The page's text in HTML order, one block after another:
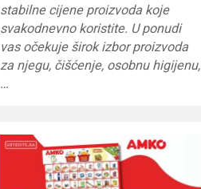
stabilne cijene proizvoda koje
svakodnevno koristite. U ponudi
vas očekuje širok izbor proizvoda
za njegu, čišćenje, osobnu higijenu,
…